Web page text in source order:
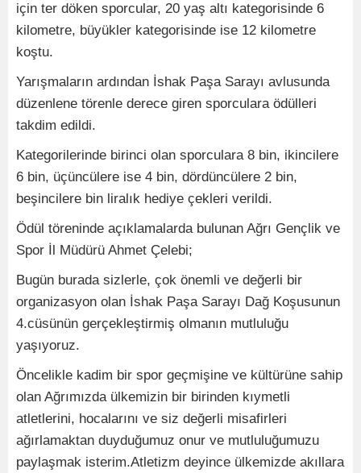
için ter döken sporcular, 20 yaş altı kategorisinde 6
kilometre, büyükler kategorisinde ise 12 kilometre
koştu.
Yarışmaların ardından İshak Paşa Sarayı avlusunda
düzenlene törenle derece giren sporculara ödülleri
takdim edildi.
Kategorilerinde birinci olan sporculara 8 bin, ikincilere
6 bin, üçüncülere ise 4 bin, dördüncülere 2 bin,
beşincilere bin liralık hediye çekleri verildi.
Ödül töreninde açıklamalarda bulunan Ağrı Gençlik ve
Spor İl Müdürü Ahmet Çelebi;
Bugün burada sizlerle, çok önemli ve değerli bir
organizasyon olan İshak Paşa Sarayı Dağ Koşusunun
4.cüsünün gerçekleştirmiş olmanın mutluluğu
yaşıyoruz.
Öncelikle kadim bir spor geçmişine ve kültürüne sahip
olan Ağrımızda ülkemizin bir birinden kıymetli
atletlerini, hocalarını ve siz değerli misafirleri
ağırlamaktan duyduğumuz onur ve mutluluğumuzu
paylaşmak isterim.Atletizm deyince ülkemizde akıllara